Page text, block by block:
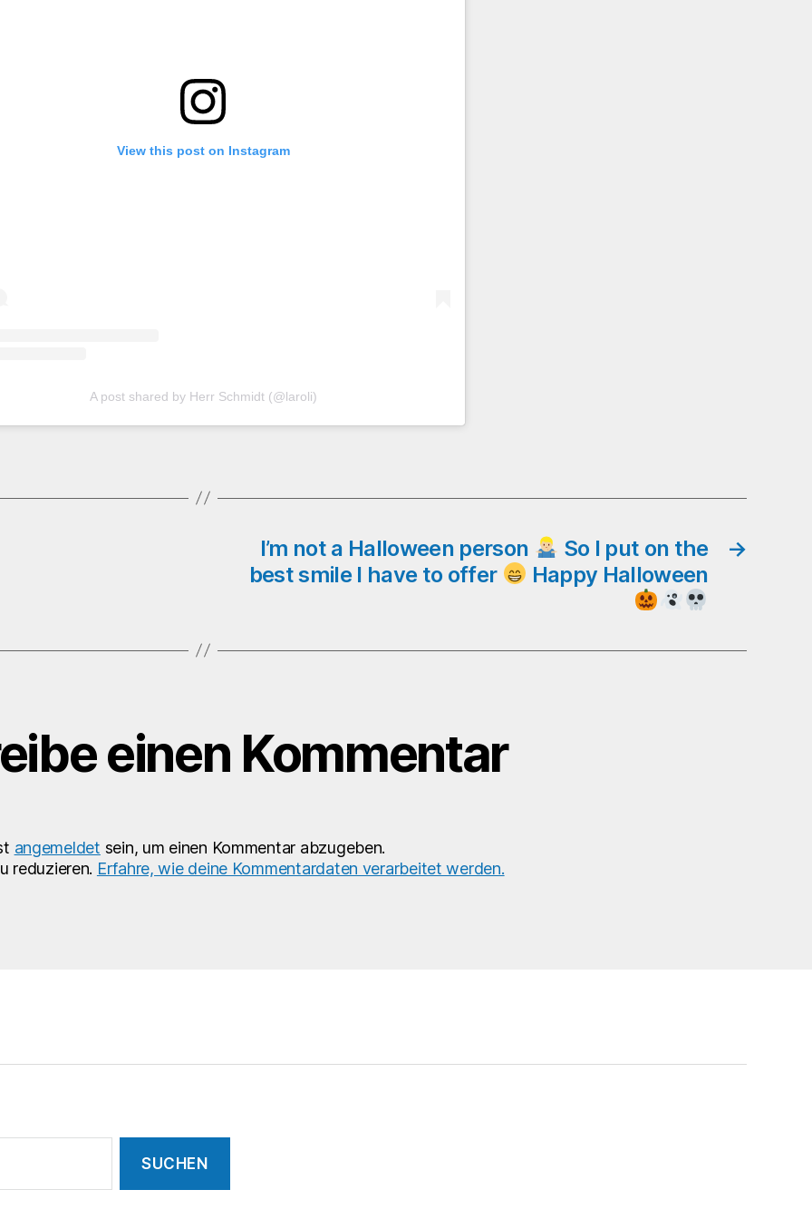
View this post on Instagram
A post shared by Herr Schmidt (@laroli)
→
I’m not a Halloween person
So I put on the
best smile I have to offer
Happy Halloween
einen Kommentar
angemeldet sein, um einen Kommentar abzugeben.
reduzieren. Erfahre, wie deine Kommentardaten verarbeitet werden.